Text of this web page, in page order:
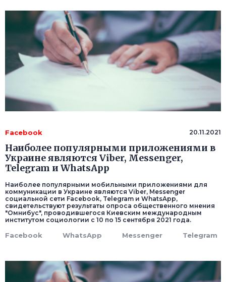
Facebook 20.11.2021
Наиболее популярными приложениями в
Украине являются Viber, Messenger,
Telegram и WhatsApp
Наиболее популярными мобильными приложениями для
коммуникации в Украине являются Viber, Messenger
социальной сети Facebook, Telegram и WhatsApp,
свидетельствуют результаты опроса общественного мнения
"Омнибус", проводившегося Киевским международным
институтом социологии с 10 по 15 сентября 2021 года.
Facebook WhatsApp Messenger Telegram